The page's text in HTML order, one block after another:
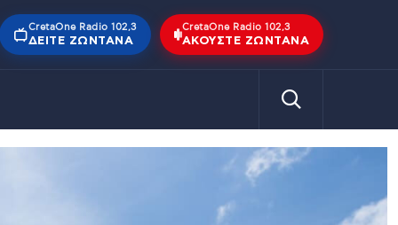
CretaOne Radio 102,3
ΔΕΊΤΕ ΖΩΝΤΑΝΆ
CretaOne Radio 102,3
ΑΚΟΎΣΤΕ ΖΩΝΤΑΝΆ